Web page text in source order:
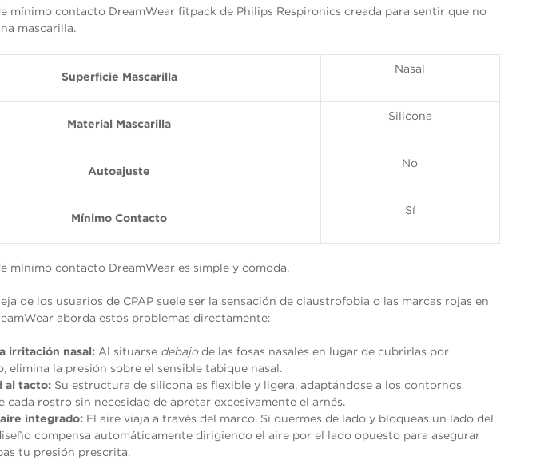
mínimo contacto DreamWear fitpack de Philips Respironics creada para sentir que no
mascarilla.
Superficie Mascarilla
Nasal
Material Mascarilla
Silicona
Autoajuste
No
Mínimo Contacto
Sí
mínimo contacto DreamWear es simple y cómoda.
de los usuarios de CPAP suele ser la sensación de claustrofobia o las marcas rojas en
aborda estos problemas directamente:
irritación nasal:Al situarse debajode las fosas nasales en lugar de cubrirlas por
elimina la presión sobre el sensible tabique nasal.
al tacto:Su estructura de silicona es flexible y ligera, adaptándose a los contornos
cada rostro sin necesidad de apretar excesivamente el arnés.
integrado:El aire viaja a través del marco. Si duermes de lado y bloqueas un lado del
compensa automáticamente dirigiendo el aire por el lado opuesto para asegurar
tu presión prescrita.
Necesarias
Estas
cookies no
para que
Estadísticas
mejorar la
de la web, en
base a cómo
Experiencia
Para que
nuestra web
funcione lo
mejor posible
durante tu